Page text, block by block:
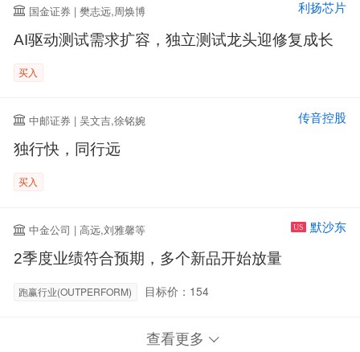
国金证券 | 樊志远,周焕博 利扬芯片
AI驱动测试需求扩容，独立测试龙头迎修复成长
买入
中邮证券 | 吴文吉,徐铭婉 传音控股
独行快，同行远
买入
中金公司 | 高远,刘雅馨等 US 默沙东
2季度业绩符合预期，多个新品开始放量
跑赢行业(OUTPERFORM) 目标价：154
查看更多